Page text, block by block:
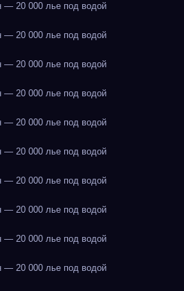
20 000 лье под водой
20 000 лье под водой
20 000 лье под водой
20 000 лье под водой
20 000 лье под водой
20 000 лье под водой
20 000 лье под водой
20 000 лье под водой
20 000 лье под водой
20 000 лье под водой